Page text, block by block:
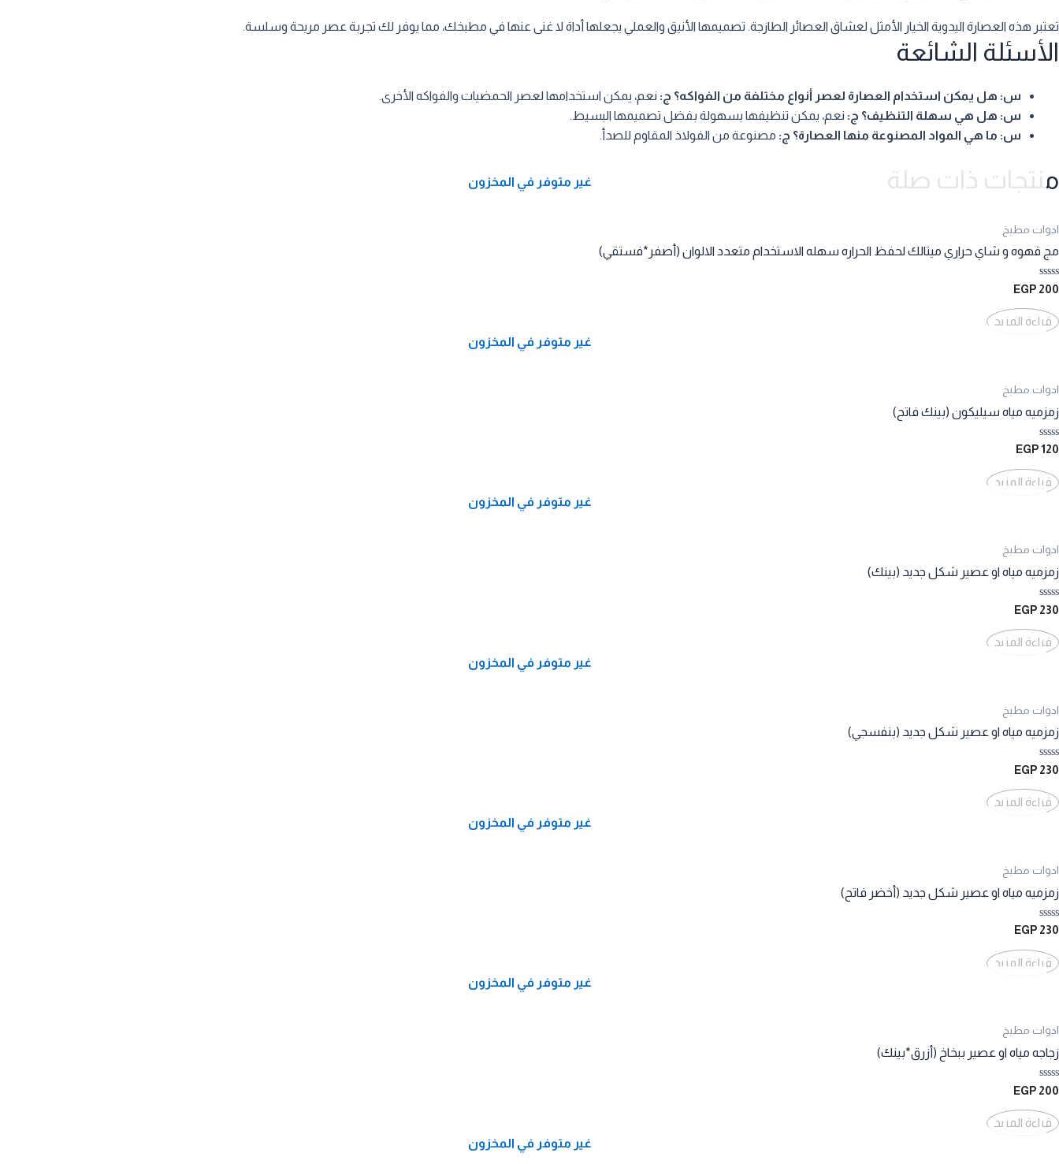
تعتبر هذه العصارة اليدوية الخيار الأمثل لعشاق العصائر الطازجة. تصميمها الأنيق والعملي يجعلها أداة لا غنى عنها في مطبخك، مما يوفر لك تجربة عصر مريحة وسلسة.
الأسئلة الشائعة
س: هل يمكن استخدام العصارة لعصر أنواع مختلفة من الفواكه؟ ج: نعم، يمكن استخدامها لعصر الحمضيات والفواكه الأخرى.
س: هل هي سهلة التنظيف؟ ج: نعم، يمكن تنظيفها بسهولة بفضل تصميمها البسيط.
س: ما هي المواد المصنوعة منها العصارة؟ ج: مصنوعة من الفولاذ المقاوم للصدأ.
منتجات ذات صلة غير متوفر في المخزون
ادوات مطبخ
مج قهوه و شاي حراري ميتالك لحفظ الحراره سهله الاستخدام متعدد الالوان (أصفر*فستقي)
تم
من
5
200
EGP
قراءة المزيد
غير متوفر في المخزون
ادوات مطبخ
زمزميه مياه سيليكون (بينك فاتح)
تم
من
5
120
EGP
قراءة المزيد
غير متوفر في المخزون
ادوات مطبخ
زمزميه مياه او عصير شكل جديد (بينك)
تم
التقييم
من
5
230
EGP
قراءة المزيد
غير متوفر في المخزون
ادوات مطبخ
زمزميه مياه او عصير شكل جديد (بنفسجي)
تم
من
5
230
EGP
قراءة المزيد
غير متوفر في المخزون
ادوات مطبخ
زمزميه مياه او عصير شكل جديد (أخضر فاتح)
تم
من
5
230
EGP
قراءة المزيد
غير متوفر في المخزون
ادوات مطبخ
زجاجه مياه او عصير ببخاخ (أزرق*بينك)
تم
التقييم
من
5
200
EGP
قراءة المزيد
غير متوفر في المخزون